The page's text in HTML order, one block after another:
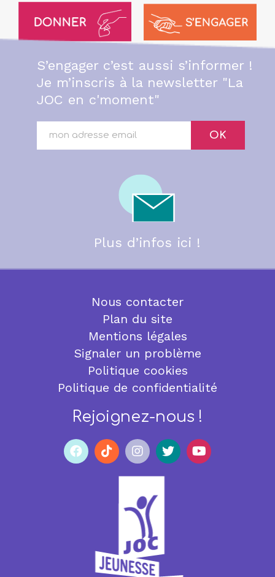
S’engager c’est aussi s’informer !
Je m’inscris à la newsletter "La
JOC en c'moment"
OK
Plus d’infos ici !
Nous contacter
Plan du site
Mentions légales
Signaler un problème
Politique cookies
Politique de confidentialité
Rejoignez-nous !